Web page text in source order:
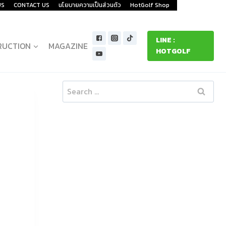
CONTACT US นโยบายความเป็นส่วนตัว HotGolf Shop
MAGAZINE
LINE :
HOTGOLF
Search
for: